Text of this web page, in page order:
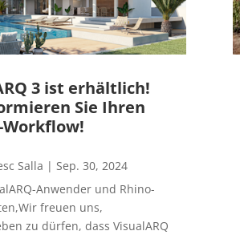
3 ist erhältlich!
Sie Ihren
Workflow!
Salla |Sep. 30, 2024
Anwender und Rhino-
freuen uns,
zu dürfen, dass VisualARQ